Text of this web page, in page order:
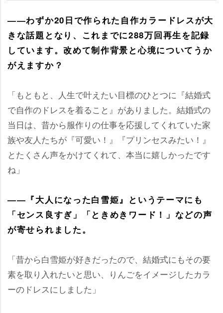
――わずか20日で作られた自作カラードレスが大
きな話題となり、これまでに288万回再生を記録
しています。改めて制作背景と心境についてうか
がえますか？
「もともと、人生で叶えたい目標のひとつに『結婚式
で自作のドレスを着ること』がありました。結婚式の
当日は、昔から服作りの仕事を応援してくれていた家
族や友人たちが『可愛い！』『プリンセスみたい！』
とたくさん声をかけてくれて、本当に嬉しかったです
ね」
――『大人になった白雪姫』というテーマにも
「センス良すぎ」「ときめきワード！」などの声
が寄せられました。
「昔から白雪姫が好きだったので、結婚式にもその要
素を取り入れたいと思い、りんごをイメージしたカラ
ーのドレスにしました」